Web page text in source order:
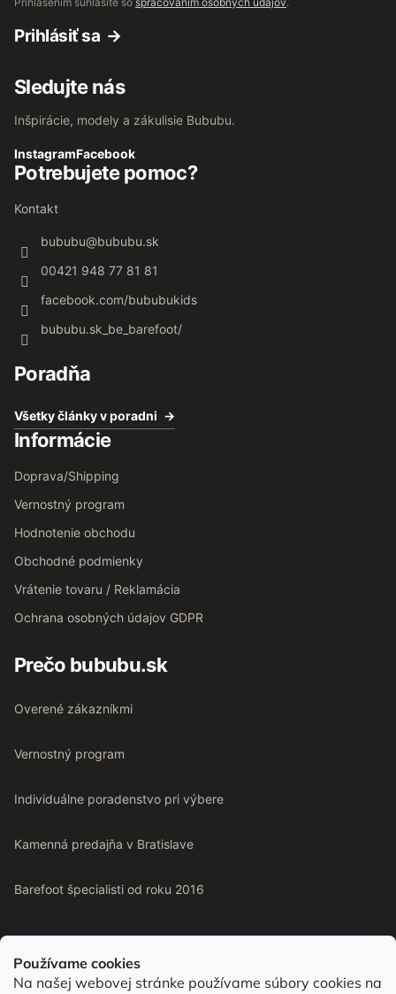
Používame cookies
Na našej webovej stránke používame súbory cookies na
Prihlásiť sa
Sledujte nás
Inšpirácie, modely a zákulisie Bububu.
InstagramFacebook
Potrebujete pomoc?
Kontakt
bububu@bububu.sk
00421 948 77 81 81
facebook.com/bububukids
bububu.sk_be_barefoot/
Poradňa
Všetky články v poradni
Informácie
Doprava/Shipping
Vernostný program
Hodnotenie obchodu
Obchodné podmienky
Vrátenie tovaru / Reklamácia
Ochrana osobných údajov GDPR
Prečo bububu.sk
Overené zákazníkmi
Vernostný program
Individuálne poradenstvo pri výbere
Kamenná predajňa v Bratislave
Barefoot špecialisti od roku 2016